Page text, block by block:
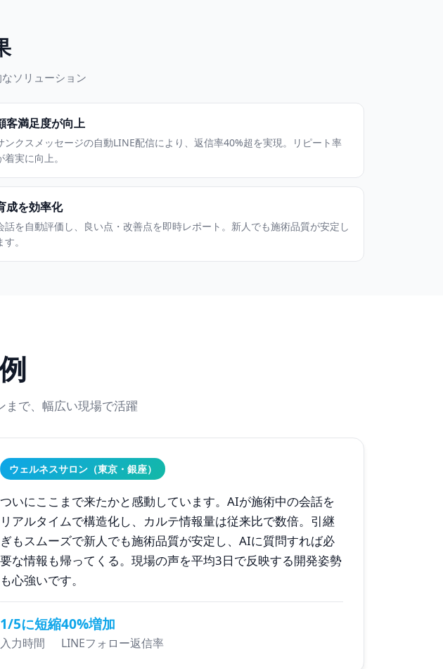
ソリューション
客満足度が向上
ンクスメッセージの自動LINE配信により、返信率40%超を実現。リピート率
着実に向上。
成を効率化
話を自動評価し、良い点・改善点を即時レポート。新人でも施術品質が安定し
す。
まで、幅広い現場で活躍
ウェルネスサロン（東京・銀座）
ついにここまで来たかと感動しています。AIが施術中の会話を
リアルタイムで構造化し、カルテ情報量は従来比で数倍。引継
ぎもスムーズで新人でも施術品質が安定し、AIに質問すれば必
要な情報も帰ってくる。現場の声を平均3日で反映する開発姿勢
も心強いです。
1/5に短縮
入力時間
40%増加
LINEフォロー返信率